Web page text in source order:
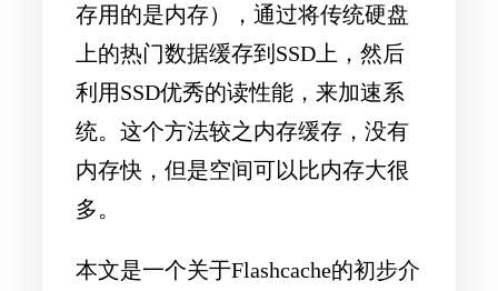
存用的是内存），通过将传统硬盘
上的热门数据缓存到SSD上，然后
利用SSD优秀的读性能，来加速系
统。这个方法较之内存缓存，没有
内存快，但是空间可以比内存大很
多。
本文是一个关于Flashcache的初步介